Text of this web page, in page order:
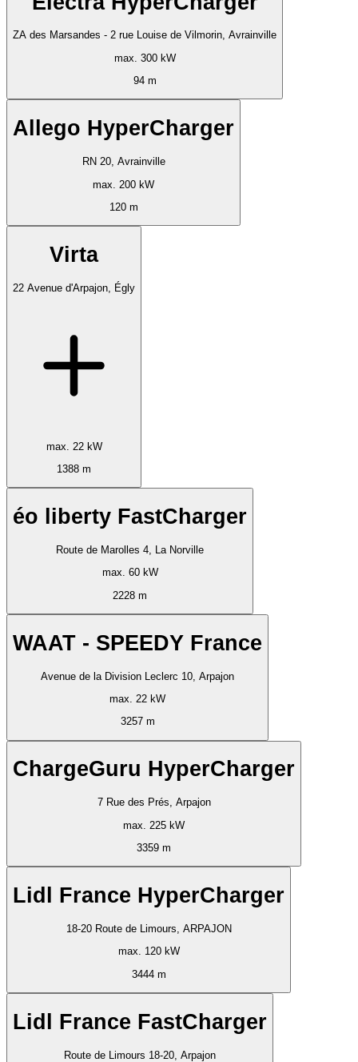
ZA des Marsandes - 2 rue Louise de Vilmorin, Avrainville
max. 300 kW
94 m
Allego HyperCharger
RN 20, Avrainville
max. 200 kW
120 m
Virta
22 Avenue d'Arpajon, Égly
max. 22 kW
1388 m
éo liberty FastCharger
Route de Marolles 4, La Norville
max. 60 kW
2228 m
WAAT - SPEEDY France
Avenue de la Division Leclerc 10, Arpajon
max. 22 kW
3257 m
ChargeGuru HyperCharger
7 Rue des Prés, Arpajon
max. 225 kW
3359 m
Lidl France HyperCharger
18-20 Route de Limours, ARPAJON
max. 120 kW
3444 m
Lidl France FastCharger
Route de Limours 18-20, Arpajon